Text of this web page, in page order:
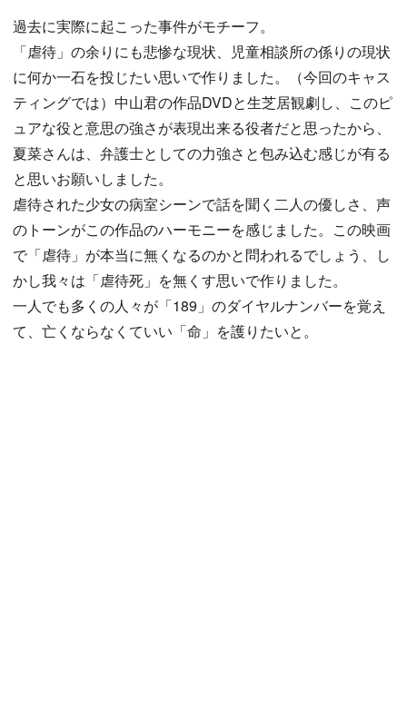
過去に実際に起こった事件がモチーフ。
「虐待」の余りにも悲惨な現状、児童相談所の係りの現状
に何か一石を投じたい思いで作りました。（今回のキャス
ティングでは）中山君の作品DVDと生芝居観劇し、このピ
ュアな役と意思の強さが表現出来る役者だと思ったから、
夏菜さんは、弁護士としての力強さと包み込む感じが有る
と思いお願いしました。
虐待された少女の病室シーンで話を聞く二人の優しさ、声
のトーンがこの作品のハーモニーを感じました。この映画
で「虐待」が本当に無くなるのかと問われるでしょう、し
かし我々は「虐待死」を無くす思いで作りました。
一人でも多くの人々が「189」のダイヤルナンバーを覚え
て、亡くならなくていい「命」を護りたいと。